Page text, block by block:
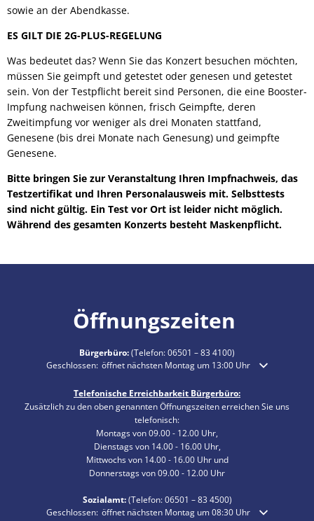
sowie an der Abendkasse.
ES GILT DIE 2G-PLUS-REGELUNG
Was bedeutet das? Wenn Sie das Konzert besuchen möchten,
müssen Sie geimpft und getestet oder genesen und getestet
sein. Von der Testpflicht bereit sind Personen, die eine Booster-
Impfung nachweisen können, frisch Geimpfte, deren
Zweitimpfung vor weniger als drei Monaten stattfand,
Genesene (bis drei Monate nach Genesung) und geimpfte
Genesene.
Bitte bringen Sie zur Veranstaltung Ihren Impfnachweis, das
Testzertifikat und Ihren Personalausweis mit. Selbsttests
sind nicht gültig. Ein Test vor Ort ist leider nicht möglich.
Während des gesamten Konzerts besteht Maskenpflicht.
Öffnungszeiten
Bürgerbüro:(Telefon:06501 – 83 4100)
Klicken, um weitere Öffnungs- oder Schließzeiten auszublenden
Geschlossen: öffnet nächsten Montag um 13:00 Uhr
Telefonische Erreichbarkeit Bürgerbüro:
Zusätzlich zu den oben genannten Öffnungszeiten erreichen Sie uns
telefonisch:
Montags von 09.00 - 12.00 Uhr,
Dienstags von 14.00 - 16.00 Uhr,
Mittwochs von 14.00 - 16.00 Uhr und
Donnerstags von 09.00 - 12.00 Uhr
Sozialamt:(Telefon:06501 – 834500)
Klicken, um weitere Öffnungs- oder Schließzeiten auszublenden
Geschlossen: öffnet nächsten Montag um 08:30 Uhr